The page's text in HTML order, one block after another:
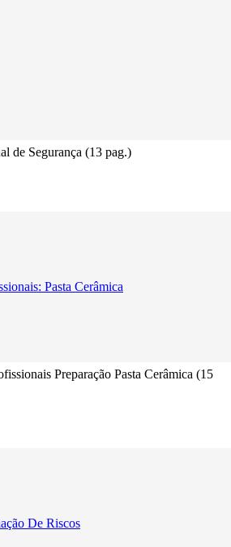
de Segurança (13 pag.)
Pasta Cerâmica
Preparação Pasta Cerâmica (15
De Riscos